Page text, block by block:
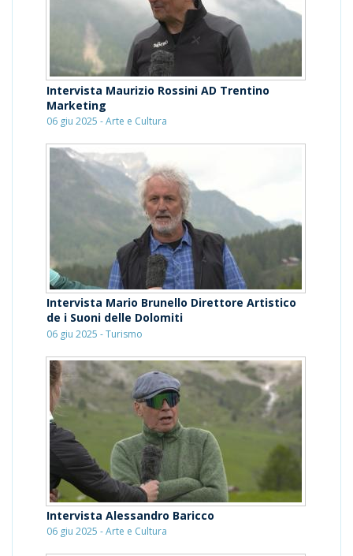
Intervista Maurizio Rossini AD Trentino
Marketing
06 giu 2025 - Arte e Cultura
Intervista Mario Brunello Direttore Artistico
de i Suoni delle Dolomiti
06 giu 2025 - Turismo
Intervista Alessandro Baricco
06 giu 2025 - Arte e Cultura